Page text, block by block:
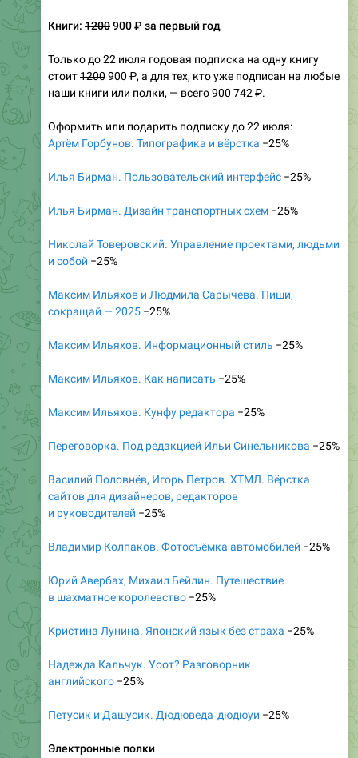
Книги: 1200900 ₽ за первый год
Только до 22 июля годовая подписка на одну книгу
стоит1200900 ₽, а для тех, кто уже подписан на любые
наши книги или полки, — всего900742 ₽.
Оформить или подарить подписку до 22 июля:
Артём Горбунов. Типографика и вёрстка −25%
Илья Бирман. Пользовательский интерфейс −25%
Илья Бирман. Дизайн транспортных схем −25%
Николай Товеровский. Управление проектами, людьми
и собой −25%
Максим Ильяхов и Людмила Сарычева. Пиши,
сокращай — 2025 −25%
Максим Ильяхов. Информационный стиль −25%
Максим Ильяхов. Как написать −25%
Максим Ильяхов. Кунфу редактора −25%
Переговорка. Под редакцией Ильи Синельникова −25%
Василий Половнёв, Игорь Петров. ХТМЛ. Вёрстка
сайтов для дизайнеров, редакторов
и руководителей −25%
Владимир Колпаков. Фотосъёмка автомобилей −25%
Юрий Авербах, Михаил Бейлин. Путешествие
в шахматное королевство −25%
Кристина Лунина. Японский язык без страха −25%
Надежда Кальчук. Уоот? Разговорник
английского −25%
Петусик и Дашусик. Дюдюведа‑дюдюуи −25%
Электронные полки